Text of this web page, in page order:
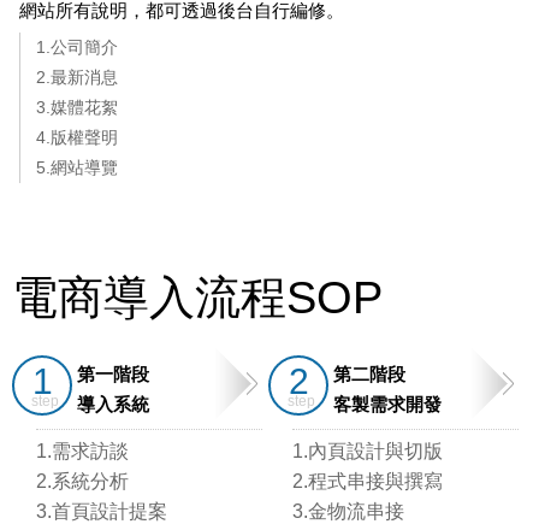
網站所有說明，都可透過後台自行編修。
1.公司簡介
2.最新消息
3.媒體花絮
4.版權聲明
5.網站導覽
電商導入流程SOP
1
第一階段
導入系統
1.需求訪談
2.系統分析
3.首頁設計提案
2
第二階段
客製需求開發
1.內頁設計與切版
2.程式串接與撰寫
3.金物流串接